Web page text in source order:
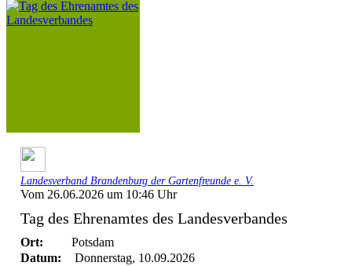
Landesverband Brandenburg der Gartenfreunde e. V.
Vom 26.06.2026 um 10:46 Uhr
Tag des Ehrenamtes des Landesverbandes
Ort:
Potsdam
Datum:
Donnerstag, 10.09.2026